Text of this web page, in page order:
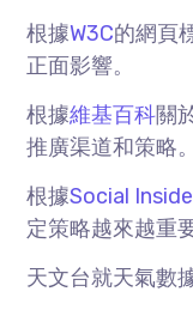
根據W3C的網頁
正面影響。
根據維基百科關
推廣渠道和策略。
根據Social
定策略越來越重要
天文台就天氣數